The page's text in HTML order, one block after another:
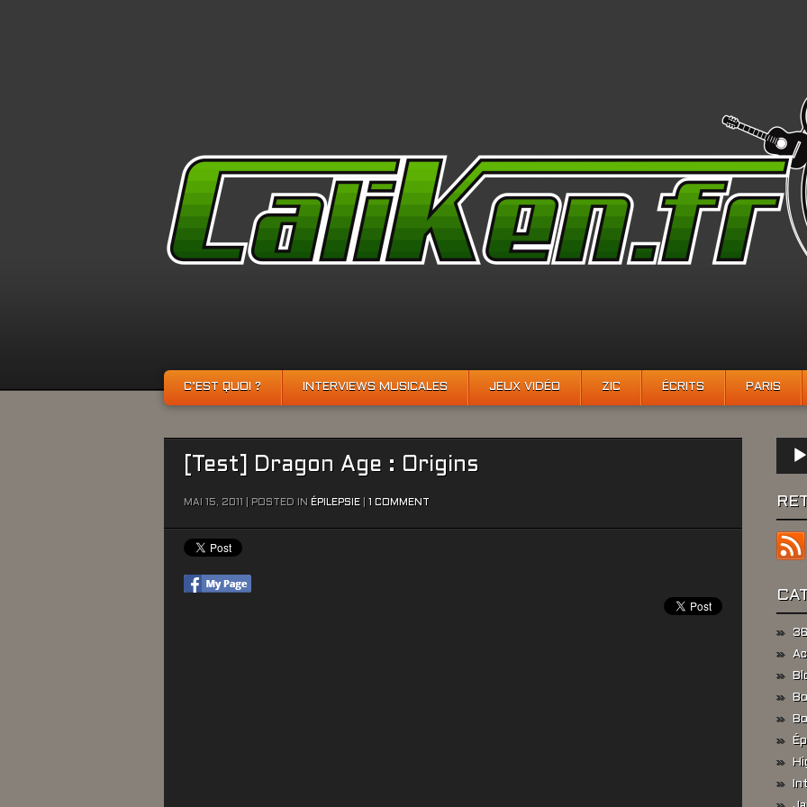
C’EST QUOI ? INTERVIEWS MUSICALES JEUX VIDÉO ZIC ÉCRITS PARIS
[Test] Dragon Age : Origins
MAI 15, 2011 | POSTED IN ÉPILEPSIE 1 COMMENT
audio